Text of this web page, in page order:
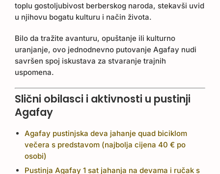
toplu gostoljubivost berberskog naroda, stekavši uvid
u njihovu bogatu kulturu i način života.
Bilo da tražite avanturu, opuštanje ili kulturno
uranjanje, ovo jednodnevno putovanje Agafay nudi
savršen spoj iskustava za stvaranje trajnih
uspomena.
Slični obilasci i aktivnosti u pustinji
Agafay
Agafay pustinjska deva jahanje quad biciklom
večera s predstavom (najbolja cijena 40 € po
osobi)
Pustinja Agafay 1 sat jahanja na devama i ručak s